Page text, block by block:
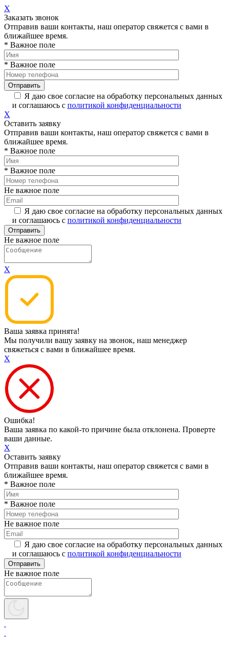
X
Заказать звонок
Отправив ваши контакты, наш оператор свяжется с вами в
ближайшее время.
* Важное поле
* Важное поле
Я даю свое согласие на обработку персональных данных
и соглашаюсь с политикой конфиденциальности
X
Оставить заявку
Отправив ваши контакты, наш оператор свяжется с вами в
ближайшее время.
* Важное поле
* Важное поле
Не важное поле
Я даю свое согласие на обработку персональных данных
и соглашаюсь с политикой конфиденциальности
Не важное поле
X
Ваша заявка принята!
Мы получили вашу заявку на звонок, наш менеджер
свяжеться с вами в ближайшее время.
X
Ошибка!
Ваша заявка по какой-то причине была отклонена. Проверте
ваши данные.
X
Оставить заявку
Отправив ваши контакты, наш оператор свяжется с вами в
ближайшее время.
* Важное поле
* Важное поле
Не важное поле
Я даю свое согласие на обработку персональных данных
и соглашаюсь с политикой конфиденциальности
Не важное поле